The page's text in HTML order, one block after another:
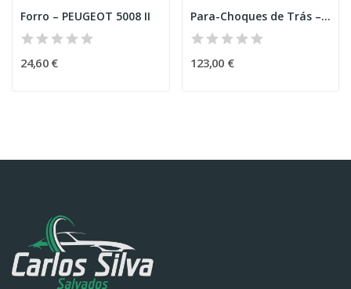
Forro – PEUGEOT 5008 II
24,60 €
Para-Choques de Trás – MERCEDES-BENZ C-CLASS...
123,00 €